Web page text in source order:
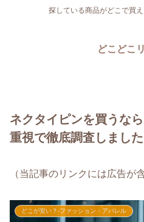
探している商品がどこで買
どこどこ
ネクタイピンを買うな
重視で徹底調査しました
（当記事のリンクには広告が
どこが安い？-ファッション・アパレル